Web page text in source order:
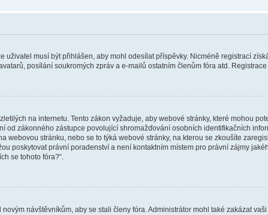
uživatel musí být přihlášen, aby mohl odesílat příspěvky. Nicméně registrací
posílání soukromých zpráv a e-mailů ostatním členům fóra atd.
na internetu. Tento zákon vyžaduje, aby webové stránky, které mohou
od zákonného zástupce povolující shromažďování osobních identifikačních
webovou stránku, nebo se to týká webové stránky, na kterou se zkoušíte
poskytovat právní poradenství a není kontaktním místem pro právní zájmy
se tohoto fóra?“.
návštěvníkům, aby se stali členy fóra. Administrátor mohl také zakázat